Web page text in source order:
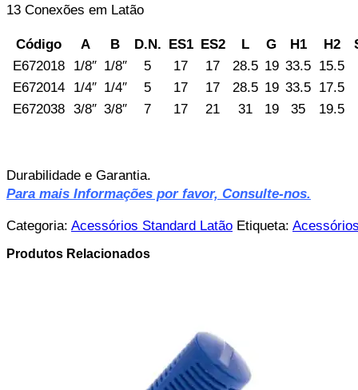
13 Conexões em Latão
Código A B D.N. ES1 ES2 L G H1 H2
E672018
1/8″ 1/8″ 5 17 17 28.5 19 33.5 15.5
E672014
1/4″ 1/4″ 5 17 17 28.5 19 33.5 17.5
E672038 3/8″ 3/8″ 7 17 21 31 19 35 19.5
Durabilidade e Garantia.
Para mais Informações por favor, Consulte-nos.
Categoria: Acessórios Standard Latão Etiqueta:
Produtos Relacionados